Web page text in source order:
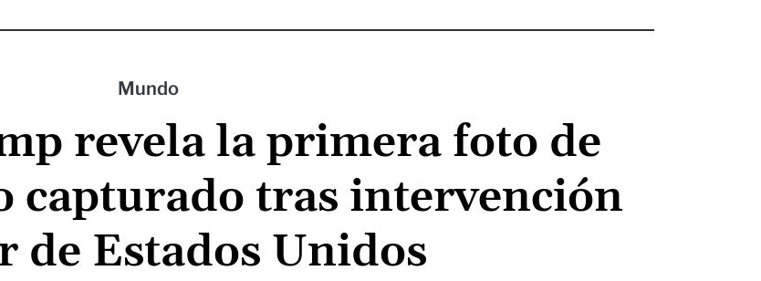
Mundo
revela la primera foto de
capturado tras intervención
de Estados Unidos